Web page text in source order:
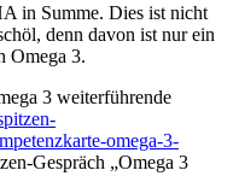
in Summe. Dies ist nicht
denn davon ist nur ein
Omega 3.
3 weiterführende
omega-3-
Gespräch „Omega 3